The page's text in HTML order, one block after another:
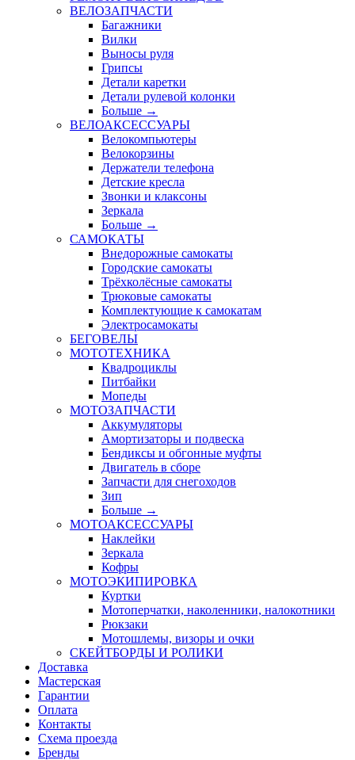
ВЕЛОЗАПЧАСТИ
Багажники
Вилки
Выносы руля
Грипсы
Детали каретки
Детали рулевой колонки
Больше →
ВЕЛОАКСЕССУАРЫ
Велокомпьютеры
Велокорзины
Держатели телефона
Детские кресла
Звонки и клаксоны
Зеркала
Больше →
САМОКАТЫ
Внедорожные самокаты
Городские самокаты
Трёхколёсные самокаты
Трюковые самокаты
Комплектующие к самокатам
Электросамокаты
БЕГОВЕЛЫ
МОТОТЕХНИКА
Квадроциклы
Питбайки
Мопеды
МОТОЗАПЧАСТИ
Аккумуляторы
Амортизаторы и подвеска
Бендиксы и обгонные муфты
Двигатель в сборе
Запчасти для снегоходов
Зип
Больше →
МОТОАКСЕССУАРЫ
Наклейки
Зеркала
Кофры
МОТОЭКИПИРОВКА
Куртки
Мотоперчатки, наколенники, налокотники
Рюкзаки
Мотошлемы, визоры и очки
СКЕЙТБОРДЫ И РОЛИКИ
Доставка
Мастерская
Гарантии
Оплата
Контакты
Схема проезда
Бренды